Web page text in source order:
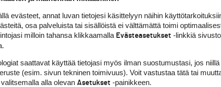
ILMOITA ASIATON VIESTI
räkäisi törkeästi heti avausrei’ällään kympillä noin 80 yardia
on juuri siinä mihin hyvä lay uppi tulee, joten jonkun pallo
räkää. Mikä muuten tekee greenille räkäisysta vaarallisemman
hyväksy räkimistä, en kuitenkaan näe ko. eritteen muodostavan sen
evästeet, annat luvan tietojesi käsittelyyn näihin
osa palveluista tai sisällöistä ei välttämättä toimi
milloin tahansa klikkaamalla Evästeasetukset -linkkiä
saattavat käyttää tietojasi myös ilman suostumustasi, jos
(esim. sivun tekninen toimivuus). Voit vastustaa tätä tai
alla olevan Asetukset -painikkeen.